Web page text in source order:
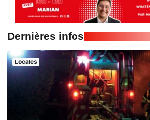
Dernières infos
Locales